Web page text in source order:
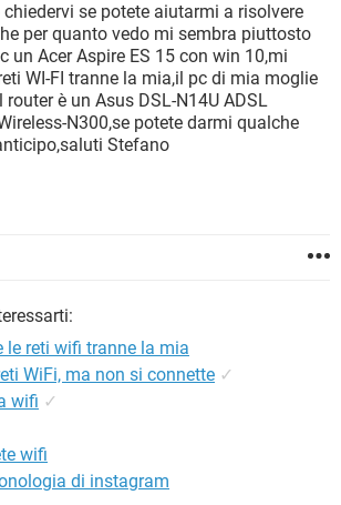
FACEBOOK
WHATSAPP
FACEBOOK
ANDROID
WINDOWS 10
WHATSAPP
FACEBOOK
se potete aiutarmi a risolvere
per quanto vedo mi sembra piuttosto
un Acer Aspire ES 15 con win 10,mi
WI-FI tranne la mia,il pc di mia moglie
è un Asus DSL-N14U ADSL
N300,se potete darmi qualche
Stefano
le reti wifi tranne la mia
WiFi, ma non si connette ✓
wifi ✓
wifi
di instagram